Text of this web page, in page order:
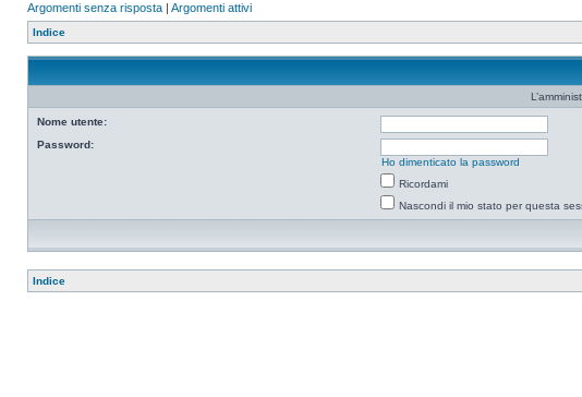
Argomenti senza risposta | Argomenti attivi
Indice
Nome utente:
Password:
Ho dimenticato la password
Ricordami
Nascondi il mio stato per questa
Indice